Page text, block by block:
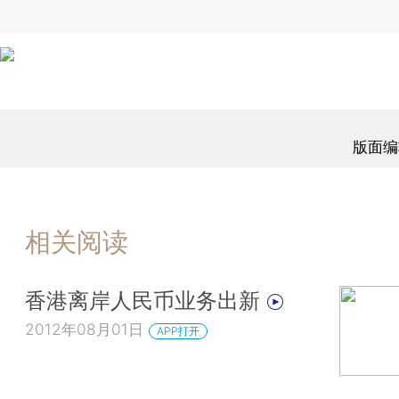
版面
相关阅读
香港离岸人民币业务出新
2012年08月01日 APP打开